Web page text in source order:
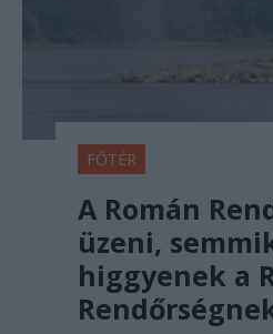
FŐTÉR
A Román
üzeni,
higgyenek a